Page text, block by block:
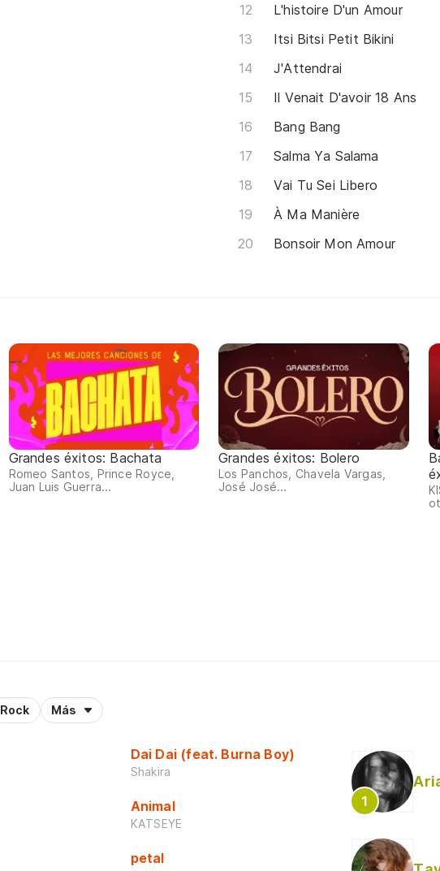
L'histoire D'un Amour
Itsi Bitsi Petit Bikini
J'Attendrai
Il Venait D'avoir 18 Ans
Bang Bang
Salma Ya Salama
Vai Tu Sei Libero
À Ma Manière
Bonsoir Mon Amour
Grandes éxitos: Bachata
Romeo Santos, Prince Royce,
Juan Luis Guerra...
Grandes éxitos: Bolero
Los Panchos, Chavela Vargas,
José José...
Rock Más
Dai Dai (feat. Burna Boy)
Shakira
Animal
KATSEYE
petal